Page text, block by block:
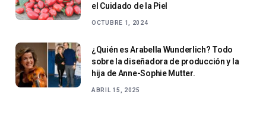
el Cuidado de la Piel
OCTUBRE 1, 2024
¿Quién es Arabella Wunderlich? Todo
sobre la diseñadora de producción y la
hija de Anne-Sophie Mutter.
ABRIL 15, 2025